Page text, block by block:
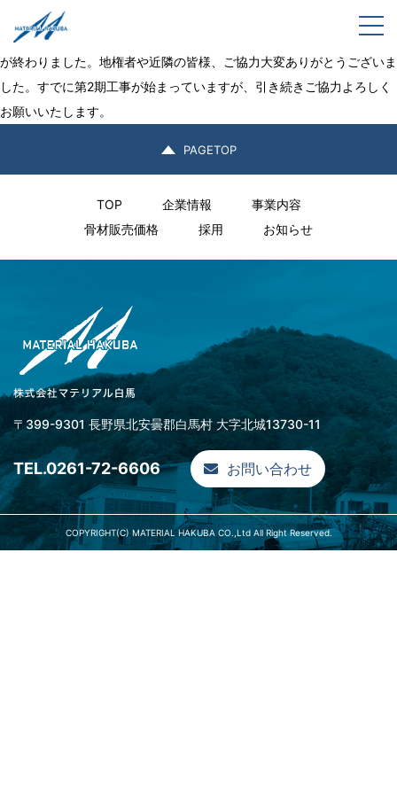
真畔地区圃場整備
真畔地区で行っていた圃場整備工事の第1期工事が完了し、無事田植え
が終わりました。地権者や近隣の皆様、ご協力大変ありがとうございま
した。すでに第2期工事が始まっていますが、引き続きご協力よろしく
お願いいたします。
PAGETOP
TOP 企業情報
事業内容
骨材販売価格
採用 お知らせ
〒399-9301 長野県北安曇郡白馬村 大字北城13730-11
TEL.0261-72-6606 お問い合わせ
COPYRIGHT(C) MATERIAL HAKUBA CO.,Ltd All Right Reserved.